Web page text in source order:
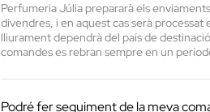
Perfumeria Júlia prepararà els
divendres, i en aquest cas serà
lliurament dependrà del país de
comandes es rebran sempre en un
Podré fer seguiment de la meva